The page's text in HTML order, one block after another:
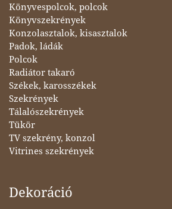
Könyvespolcok, polcok
Könyvszekrények
Konzolasztalok, kisasztalok
Padok, ládák
Polcok
Radiátor takaró
Székek, karosszékek
Szekrények
Tálalószekrények
Tükör
TV szekrény, konzol
Vitrines szekrények
Dekoráció